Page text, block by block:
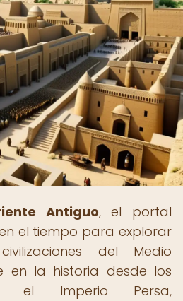
Antiguo, el portal
el tiempo para explorar
del Medio
en la historia desde los
el Imperio Persa,